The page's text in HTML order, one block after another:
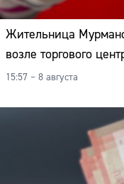
Жительница
возле торгового
15:57 – 8 августа